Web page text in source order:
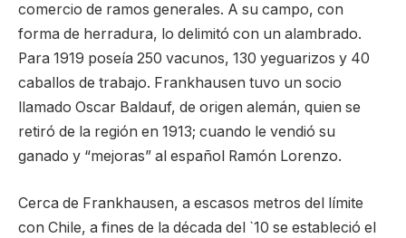
comercio de ramos generales. A su campo, con
forma de herradura, lo delimitó con un alambrado.
Para 1919 poseía 250 vacunos, 130 yeguarizos y 40
caballos de trabajo. Frankhausen tuvo un socio
llamado Oscar Baldauf, de origen alemán, quien se
retiró de la región en 1913; cuando le vendió su
ganado y “mejoras” al español Ramón Lorenzo.
Cerca de Frankhausen, a escasos metros del límite
con Chile, a fines de la década del `10 se estableció el